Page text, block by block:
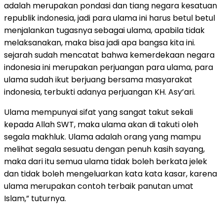
adalah merupakan pondasi dan tiang negara kesatuan
republik indonesia, jadi para ulama ini harus betul betul
menjalankan tugasnya sebagai ulama, apabila tidak
melaksanakan, maka bisa jadi apa bangsa kita ini.
sejarah sudah mencatat bahwa kemerdekaan negara
indonesia ini merupakan perjuangan para ulama, para
ulama sudah ikut berjuang bersama masyarakat
indonesia, terbukti adanya perjuangan KH. Asy’ari.
Ulama mempunyai sifat yang sangat takut sekali
kepada Allah SWT, maka ulama akan di takuti oleh
segala makhluk. Ulama adalah orang yang mampu
melihat segala sesuatu dengan penuh kasih sayang,
maka dari itu semua ulama tidak boleh berkata jelek
dan tidak boleh mengeluarkan kata kata kasar, karena
ulama merupakan contoh terbaik panutan umat
Islam,” tuturnya.